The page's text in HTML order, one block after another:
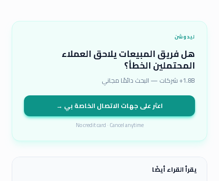
ليدوشن
هل فريق المبيعات يلاحق العملاء
المحتملين الخطأ؟
1.8B+ شركات — البحث دائمًا مجاني
اعثر على جهات الاتصال الخاصة بي →
No credit card · Cancel anytime
يقرأ القراء أيضًا